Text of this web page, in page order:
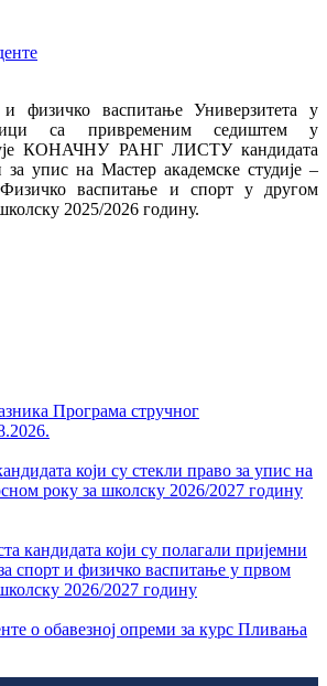
физичко васпитање Универзитета у
са привременим седиштем у
КОНАЧНУ РАНГ ЛИСТУ кандидата
за упис на Мастер академске студије –
Физичко васпитање и спорт у другом
2025/2026 годину.
Програма стручног
који су стекли право за упис на
року за школску 2026/2027 годину
кандидата који су полагали пријемни
спорт и физичко васпитање у првом
2026/2027 годину
о обавезној опреми за курс Пливања